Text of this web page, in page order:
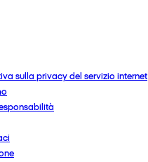
sulla privacy del servizio internet